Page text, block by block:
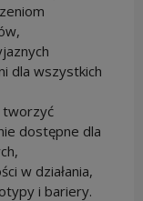
dla wszystkich
tworzyć
dostępne dla
w działania,
i bariery.